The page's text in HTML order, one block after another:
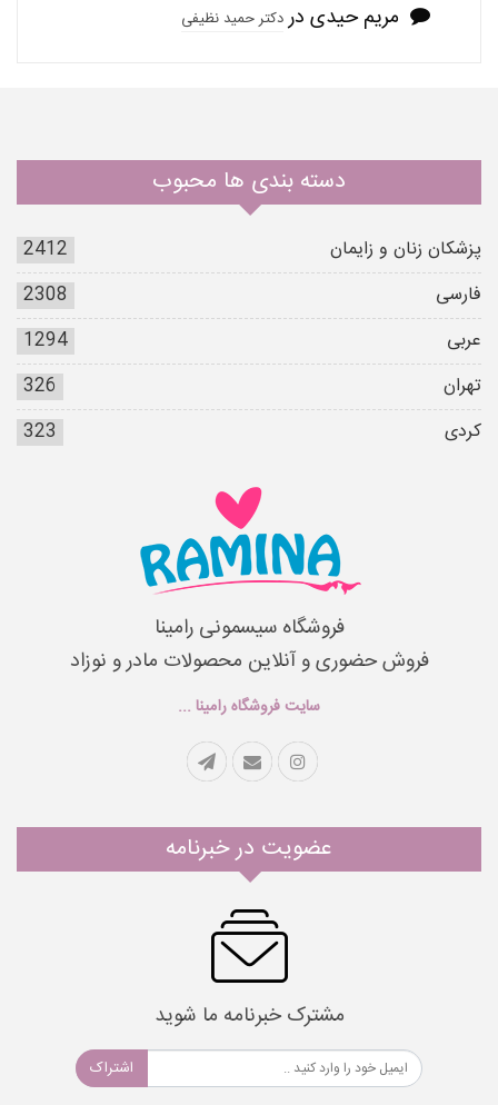
مریم حیدی دردکتر حمید نظیفی
دسته بندی ها محبوب
پزشکان زنان و زایمان
2412
فارسی
2308
عربی
1294
تهران
326
کردی
323
فروشگاه سیسمونی رامینا
فروش حضوری و آنلاین محصولات مادر و نوزاد
سایت فروشگاه رامینا ...
عضویت در خبرنامه
مشترک خبرنامه ما شوید
اشتراک